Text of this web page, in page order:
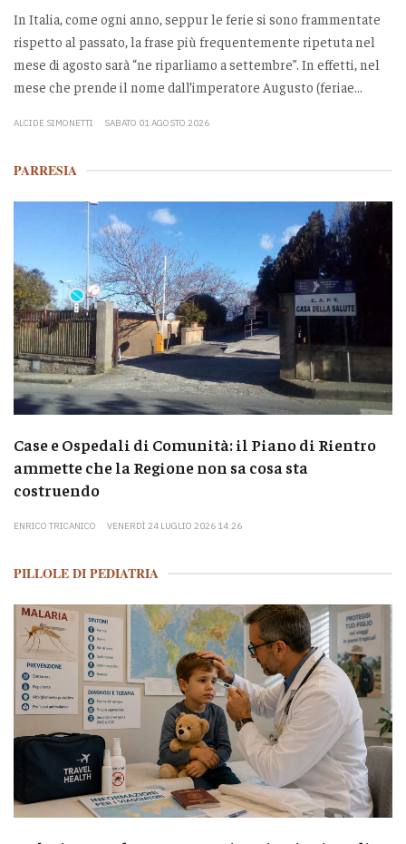
In Italia, come ogni anno, seppur le ferie si sono frammentate
rispetto al passato, la frase più frequentemente ripetuta nel
mese di agosto sarà “ne riparliamo a settembre”. In effetti, nel
mese che prende il nome dall’imperatore Augusto (feriae...
ALCIDE SIMONETTI SABATO 01 AGOSTO 2026
PARRESIA
Case e Ospedali di Comunità: il Piano di Rientro
ammette che la Regione non sa cosa sta
costruendo
ENRICO TRICANICO VENERDÌ 24 LUGLIO 2026 14:26
PILLOLE DI PEDIATRIA